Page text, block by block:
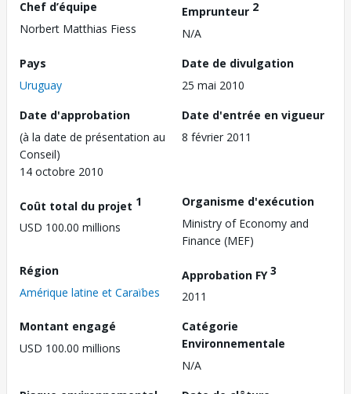
Chef d’équipe
Norbert Matthias Fiess
Emprunteur 2
N/A
Pays
Uruguay
Date de divulgation
25 mai 2010
Date d'approbation
(à la date de présentation au
Conseil)
14 octobre 2010
Date d'entrée en vigueur
8 février 2011
Coût total du projet 1
USD 100.00 millions
Organisme d'exécution
Ministry of Economy and
Finance (MEF)
Région
Amérique latine et Caraïbes
Approbation FY3
2011
Montant engagé
USD 100.00 millions
Catégorie
Environnementale
N/A